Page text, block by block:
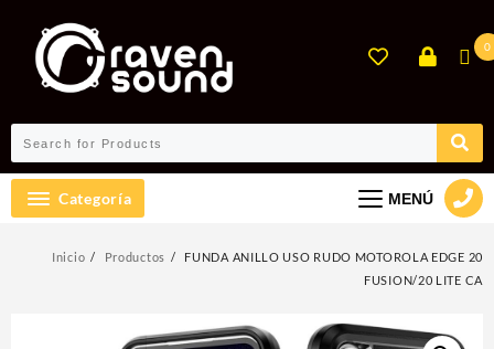
contenido
0
Categoría MENÚ
Inicio Productos
FUNDA ANILLO USO RUDO MOTOROLA EDGE 20
FUSION/20 LITE CA